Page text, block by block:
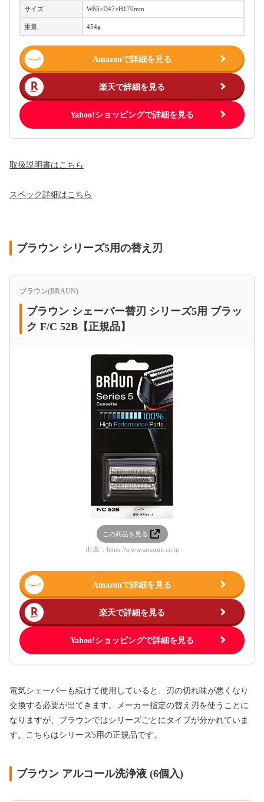
サイズ W65×D47×H170mm
重量 454g
Amazonで詳細を見る
楽天で詳細を見る
Yahoo!ショッピングで詳細を見る
取扱説明書はこちら
スペック詳細はこちら
ブラウン シリーズ5用の替え刃
ブラウン(BRAUN)
ブラウン シェーバー替刃 シリーズ5用 ブラッ
ク F/C 52B【正規品】
この商品を見る
出典： https://www.amazon.co.jp
Amazonで詳細を見る
楽天で詳細を見る
Yahoo!ショッピングで詳細を見る
電気シェーバーも続けて使用していると、刃の切れ味が悪くなり
交換する必要が出てきます。メーカー指定の替え刃を使うことに
なりますが、ブラウンではシリーズごとにタイプが分かれていま
す。こちらはシリーズ5用の正規品です。
ブラウン アルコール洗浄液 (6個入)